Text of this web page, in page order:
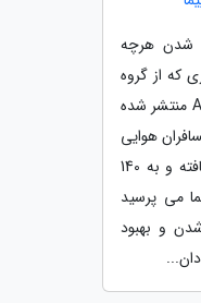
شدن هرچه
که از گروه
صنعتی Airlines for America منتشر شده
هوایی
آمریکا تا 2.8 درصد افزایش یافته و به 140
می پرسید
و بهبود